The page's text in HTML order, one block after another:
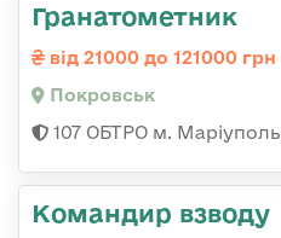
Гранатометник
від 21000 до 121000 грн
Покровськ
107 ОБТРО м. Маріуполь
Командир взводу